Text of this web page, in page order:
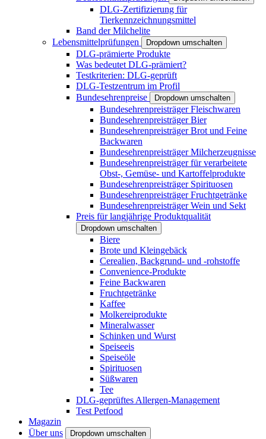
DLG-Zertifizierung für
Tierkennzeichnungsmittel
Band der Milchelite
Lebensmittelprüfungen
Dropdown umschalten
DLG-prämierte Produkte
Was bedeutet DLG-prämiert?
Testkriterien: DLG-geprüft
DLG-Testzentrum im Profil
Bundesehrenpreise
Dropdown umschalten
Bundesehrenpreisträger Fleischwaren
Bundesehrenpreisträger Bier
Bundesehrenpreisträger Brot und Feine
Backwaren
Bundesehrenpreisträger Milcherzeugnisse
Bundesehrenpreisträger für verarbeitete
Obst-, Gemüse- und Kartoffelprodukte
Bundesehrenpreisträger Spirituosen
Bundesehrenpreisträger Fruchtgetränke
Bundesehrenpreisträger Wein und Sekt
Preis für langjährige Produktqualität
Dropdown umschalten
Biere
Brote und Kleingebäck
Cerealien, Backgrund- und -rohstoffe
Convenience-Produkte
Feine Backwaren
Fruchtgetränke
Kaffee
Molkereiprodukte
Mineralwasser
Schinken und Wurst
Speiseeis
Speiseöle
Spirituosen
Süßwaren
Tee
DLG-geprüftes Allergen-Management
Test Petfood
Magazin
Über uns
Dropdown umschalten